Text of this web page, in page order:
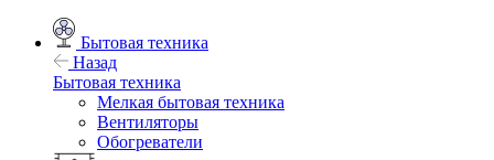
Бытовая техника
Назад
Бытовая техника
Мелкая бытовая техника
Вентиляторы
Обогреватели